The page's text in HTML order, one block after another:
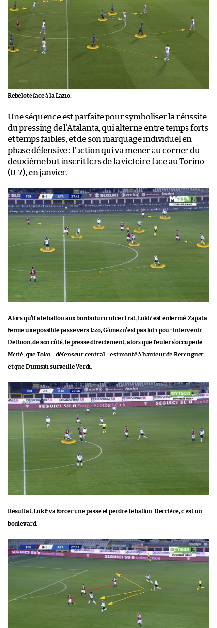
Rebelote face à la Lazio.
Une séquence est parfaite pour symboliser la réussite
du pressing de l’Atalanta, qui alterne entre temps forts
et temps faibles, et de son marquage individuel en
phase défensive : l’action qui va mener au corner du
deuxième but inscrit lors de la victoire face au Torino
(0-7), en janvier.
Alors qu’il a le ballon aux bords du rond central, Lukić est enfermé. Zapata
ferme une possible passe vers Izzo, Gómez n’est pas loin pour intervenir.
De Roon, de son côté, le presse directement, alors que Feuler s’occupe de
Meïté, que Toloi – défenseur central – est monté à hauteur de Berenguer
et que Djimisiti surveille Verdi.
Résultat, Lukić va forcer une passe et perdre le ballon. Derrière, c’est un
boulevard.